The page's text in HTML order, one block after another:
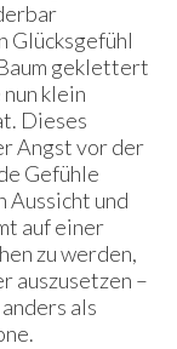
Glücksgefühl
geklettert
klein
Dieses
Angst vor der
Gefühle
Aussicht und
auf einer
zu werden,
auszusetzen –
als